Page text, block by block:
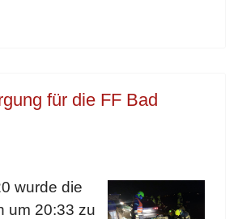
für die FF Bad
wurde die
um 20:33 zu